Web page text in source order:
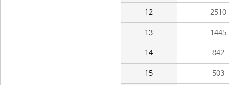
12 2510
13 1445
14 842
15 503